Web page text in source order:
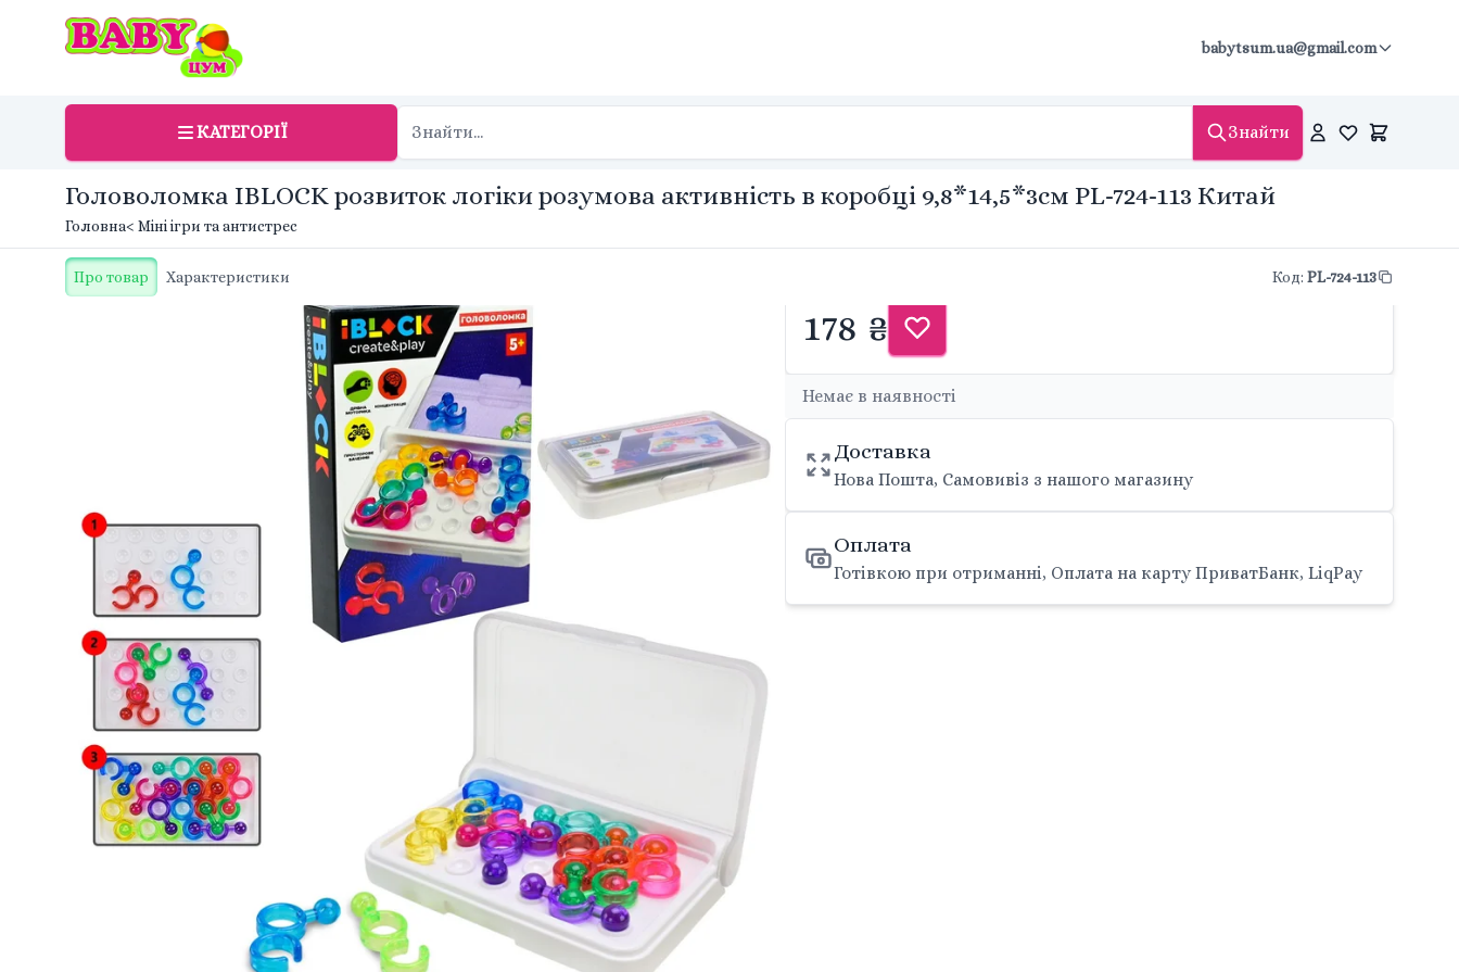
babytsum.ua@gmail.com
КАТЕГОРІЇ Знайти
Головоломка IBLOCK розвиток логіки розумова активність в коробці 9,8*14,5*3см PL-724-113 Китай
Головна< Міні ігри та антистрес
Про товар Характеристики Код: PL-724-113
178 ₴
Немає в наявності
Доставка
Нова Пошта, Самовивіз з нашого магазину
Оплата
Готівкою при отриманні, Оплата на карту ПриватБанк, LiqPay